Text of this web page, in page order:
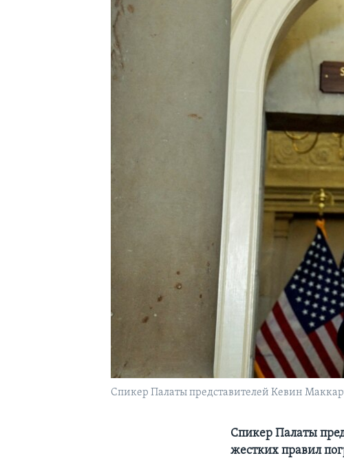
Спикер Палаты представителей Кевин
Спикер Палаты
жестких правил